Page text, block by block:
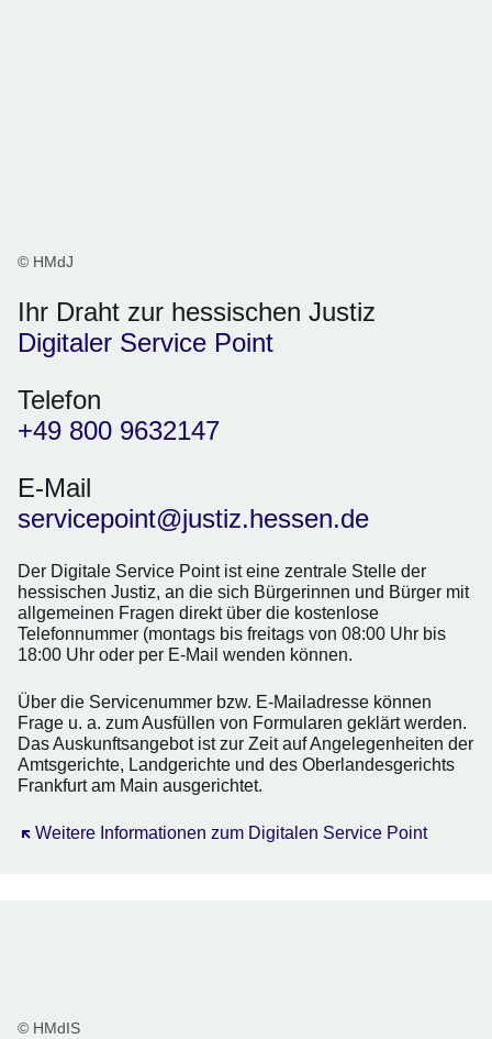
© HMdJ
Ihr Draht zur hessischen Justiz
Digitaler Service Point
Telefon
+49 800 9632147
E-Mail
servicepoint@justiz.hessen.de
Der Digitale Service Point ist eine zentrale Stelle der
hessischen Justiz, an die sich Bürgerinnen und Bürger mit
allgemeinen Fragen direkt über die kostenlose
Telefonnummer (montags bis freitags von 08:00 Uhr bis
18:00 Uhr oder per E-Mail wenden können.
Über die Servicenummer bzw. E-Mailadresse können
Frage u. a. zum Ausfüllen von Formularen geklärt werden.
Das Auskunftsangebot ist zur Zeit auf Angelegenheiten der
Amtsgerichte, Landgerichte und des Oberlandesgerichts
Frankfurt am Main ausgerichtet.
Weitere Informationen zum Digitalen Service Point
Öffnet sich in einem neuen Fenster
© HMdIS